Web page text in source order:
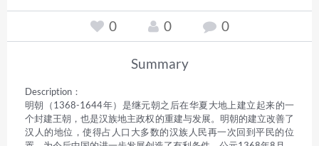
0 0 0
Summary
Description：
明朝（1368-1644年）是继元朝之后在华夏大地上建立起来的一
个封建王朝，也是汉族地主政权的重建与发展。明朝的建立改善了
汉人的地位，使得占人口大多数的汉族人民再一次回到平民的位